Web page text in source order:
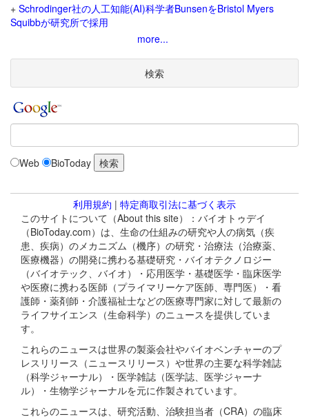
+ Schrodinger社の人工知能(AI)科学者BunsenをBristol Myers
Squibbが研究所で採用
more...
検索
Web BioToday
利用規約 | 特定商取引法に基づく表示
このサイトについて（About this site）：バイオトゥデイ
（BioToday.com）は、生命の仕組みの研究や人の病気（疾
患、疾病）のメカニズム（機序）の研究・治療法（治療薬、
医療機器）の開発に携わる基礎研究・バイオテクノロジー
（バイオテック、バイオ）・応用医学・基礎医学・臨床医学
や医療に携わる医師（プライマリーケア医師、専門医）・看
護師・薬剤師・介護福祉士などの医療専門家に対して最新の
ライフサイエンス（生命科学）のニュースを提供していま
す。
これらのニュースは世界の製薬会社やバイオベンチャーのプ
レスリリース（ニュースリリース）や世界の主要な科学雑誌
（科学ジャーナル）・医学雑誌（医学誌、医学ジャーナ
ル）・生物学ジャーナルを元に作製されています。
これらのニュースは、研究活動、治験担当者（CRA）の臨床